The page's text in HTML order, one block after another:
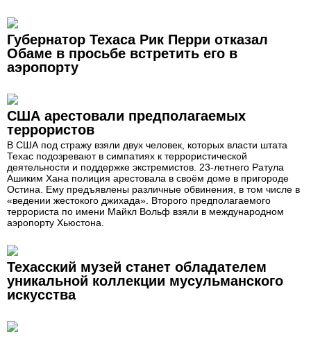
Губернатор Техаса Рик Перри отказал
Обаме в просьбе встретить его в
аэропорту
США арестовали предполагаемых
террористов
В США под стражу взяли двух человек, которых власти штата
Техас подозревают в симпатиях к террористической
деятельности и поддержке экстремистов. 23-летнего Ратула
Ашиким Хана полиция арестовала в своём доме в пригороде
Остина. Ему предъявлены различные обвинения, в том числе в
«ведении жестокого джихада». Второго предполагаемого
террориста по имени Майкл Вольф взяли в международном
аэропорту Хьюстона.
Техасский музей станет обладателем
уникальной коллекции мусульманского
искусства